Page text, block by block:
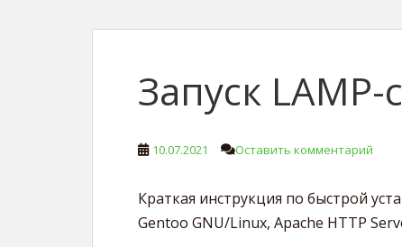
Запуск
10.07.2021 Оставить комментарий
Краткая инструкция по быстрой
Gentoo GNU/Linux, Apache HTTP